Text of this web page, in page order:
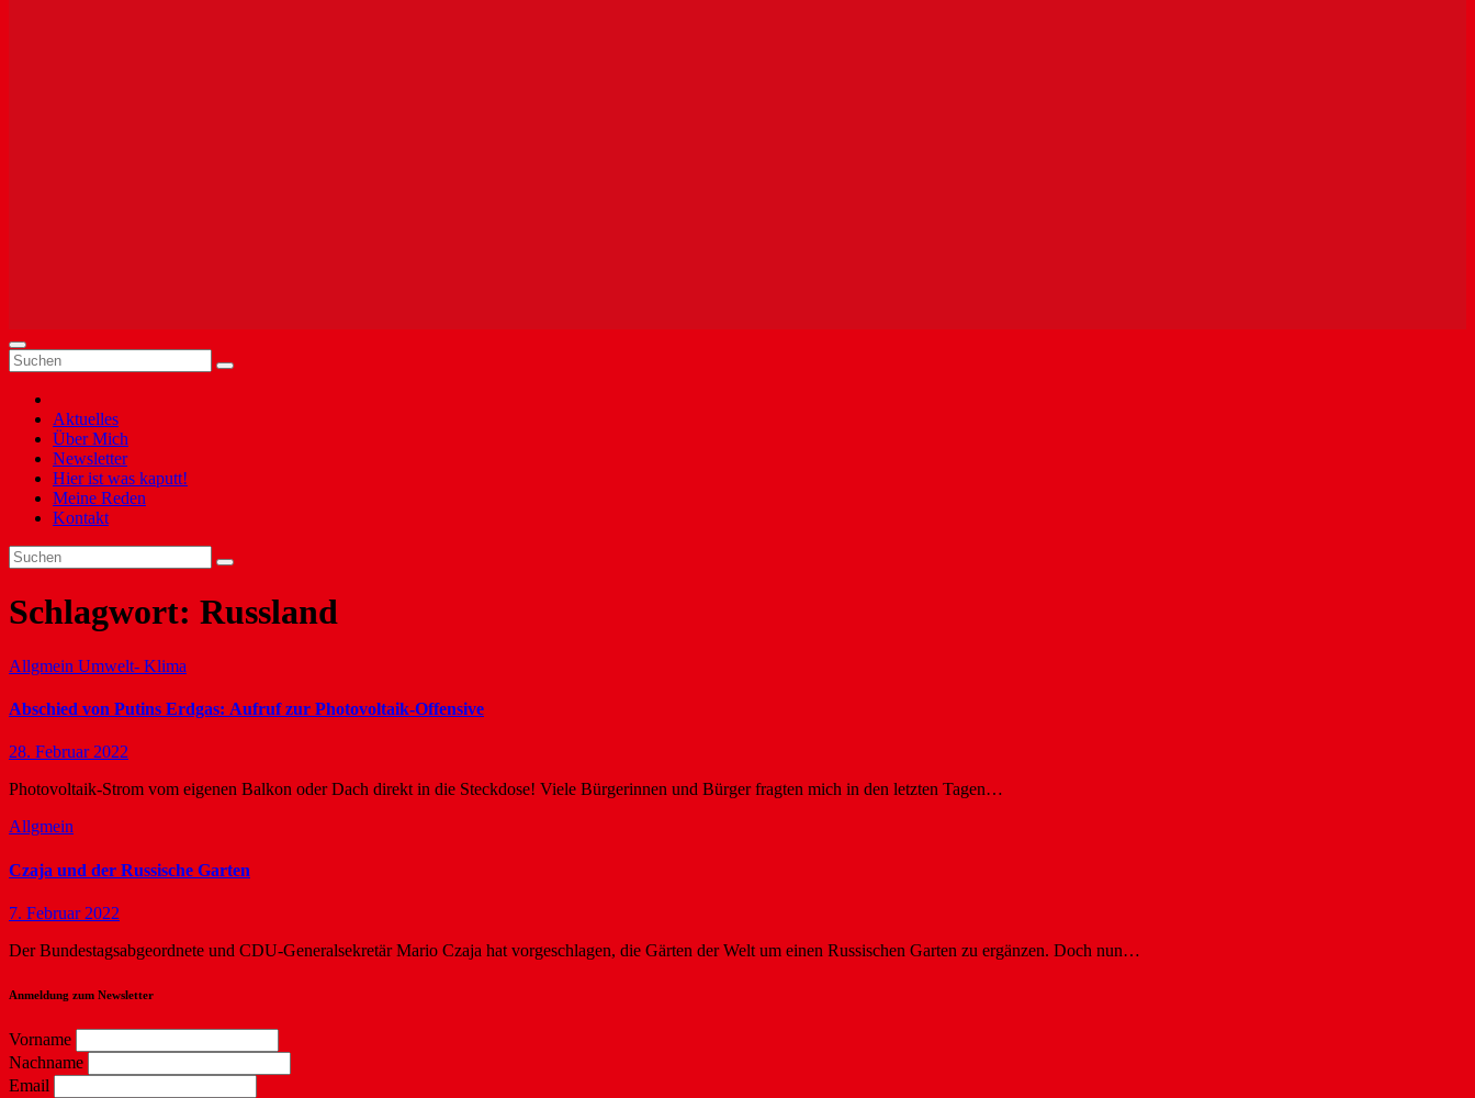
Aktuelles
Über Mich
Newsletter
Hier ist was kaputt!
Meine Reden
Kontakt
Schlagwort: Russland
Allgmein Umwelt- Klima
Abschied von Putins Erdgas: Aufruf zur Photovoltaik-Offensive
28. Februar 2022
Photovoltaik-Strom vom eigenen Balkon oder Dach direkt in die Steckdose! Viele Bürgerinnen und Bürger fragten mich in den letzten Tagen…
Allgmein
Czaja und der Russische Garten
7. Februar 2022
Der Bundestagsabgeordnete und CDU-Generalsekretär Mario Czaja hat vorgeschlagen, die Gärten der Welt um einen Russischen Garten zu ergänzen. Doch nun…
Anmeldung zum Newsletter
Vorname
Nachname
Email